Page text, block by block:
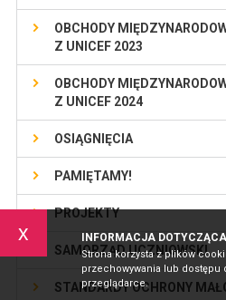
x INFORMACJA
Strona korzysta z plików
przechowywania lub
przeglądarce.
OBCHODY
Z UNICEF 2023
OBCHODY
Z UNICEF 2024
OSIĄGNIĘCIA
PAMIĘTAMY!
PROJEKTY
SAMORZĄD UCZNIOWSKI
STANDARDY OCHRONY